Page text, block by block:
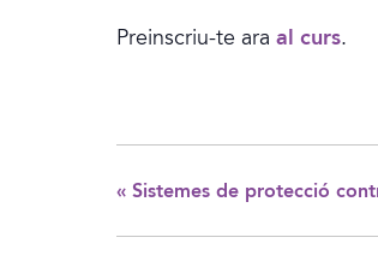
Preinscriu-te ara al curs.
« Sistemes de protecció